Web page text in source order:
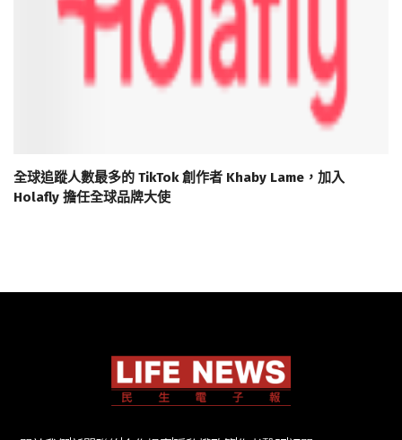
全球追蹤人數最多的 TikTok 創作者 Khaby Lame，加入
Holafly 擔任全球品牌大使